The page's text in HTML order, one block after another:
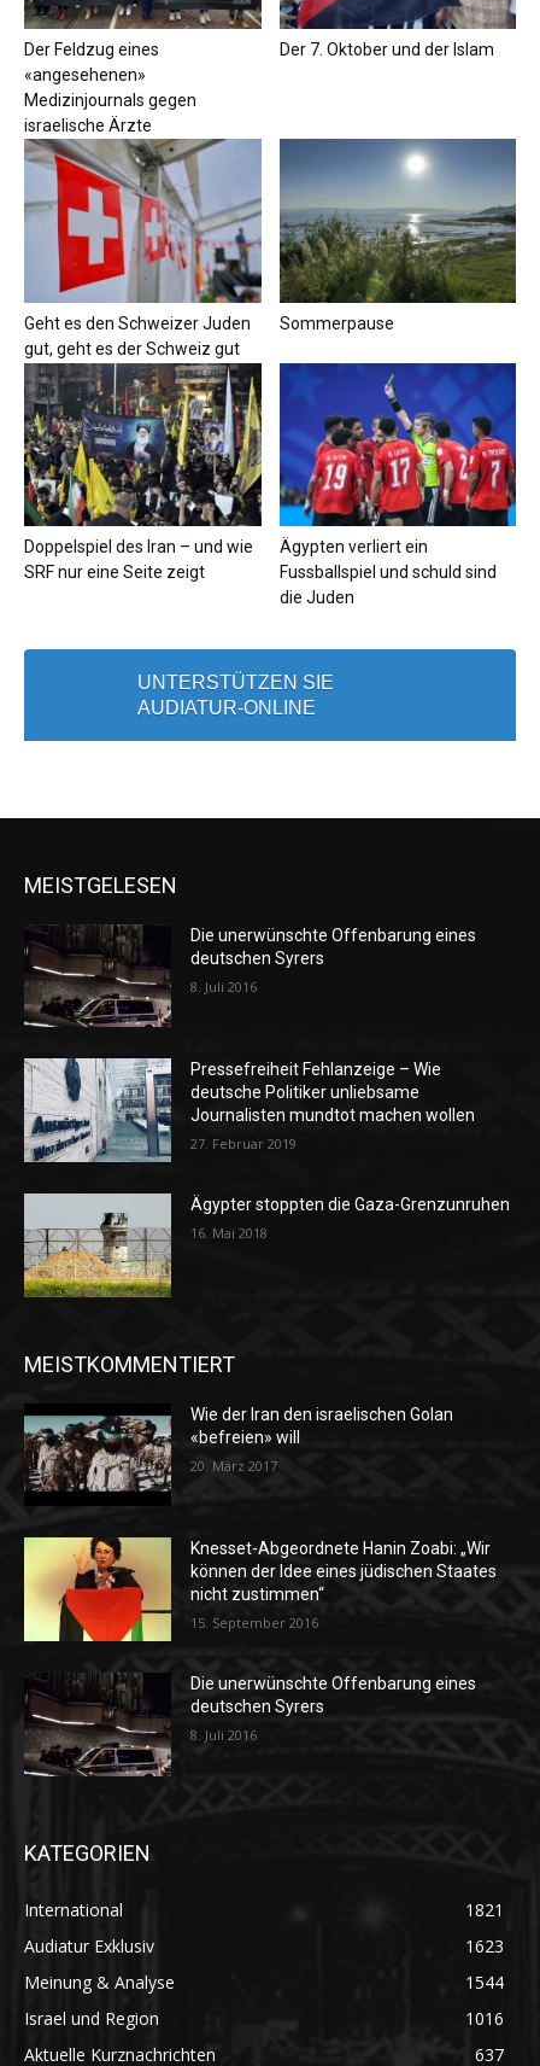
Der Feldzug eines
«angesehenen»
Medizinjournals gegen
israelische Ärzte
Der 7. Oktober und der Islam
Geht es den Schweizer Juden
gut, geht es der Schweiz gut
Sommerpause
Doppelspiel des Iran – und wie
SRF nur eine Seite zeigt
Ägypten verliert ein
Fussballspiel und schuld sind
die Juden
UNTERSTÜTZEN SIE
AUDIATUR-ONLINE
MEISTGELESEN
Die unerwünschte Offenbarung eines
deutschen Syrers
8. Juli 2016
Pressefreiheit Fehlanzeige – Wie
deutsche Politiker unliebsame
Journalisten mundtot machen wollen
27. Februar 2019
Ägypter stoppten die Gaza-Grenzunruhen
16. Mai 2018
MEISTKOMMENTIERT
Wie der Iran den israelischen Golan
«befreien» will
20. März 2017
Knesset-Abgeordnete Hanin Zoabi: „Wir
können der Idee eines jüdischen Staates
nicht zustimmen“
15. September 2016
Die unerwünschte Offenbarung eines
deutschen Syrers
8. Juli 2016
KATEGORIEN
International
1821
Audiatur Exklusiv
1623
Meinung & Analyse
1544
Israel und Region
1016
Aktuelle Kurznachrichten
637